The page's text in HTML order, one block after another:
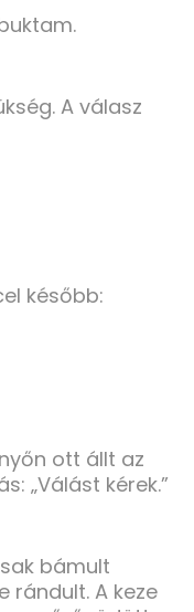
A válasz
később:
ott állt az
„Válást kérek.”
bámult
rándult. A keze